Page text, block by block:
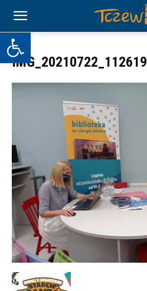
Otwórz pasek narzędzi
IMG_20210722_112619